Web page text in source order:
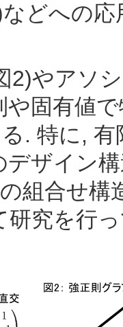
どへの
2)やアソ
や固有値
. 特に,
ザイン
組合せ構
研究を行